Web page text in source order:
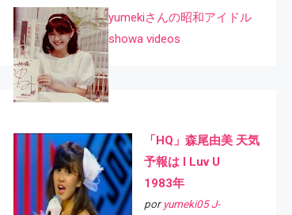
yumekiさんの昭和アイドル
showa videos
「HQ」森尾由美 天気
予報は I Luv U
1983年
por yumeki05 J-